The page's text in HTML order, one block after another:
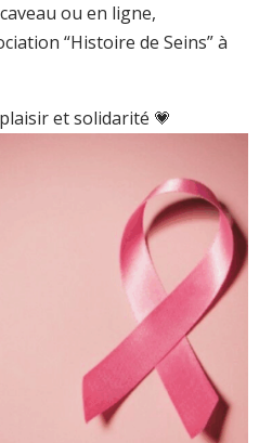
ou en ligne,
“Histoire de Seins” à
et solidarité 💗